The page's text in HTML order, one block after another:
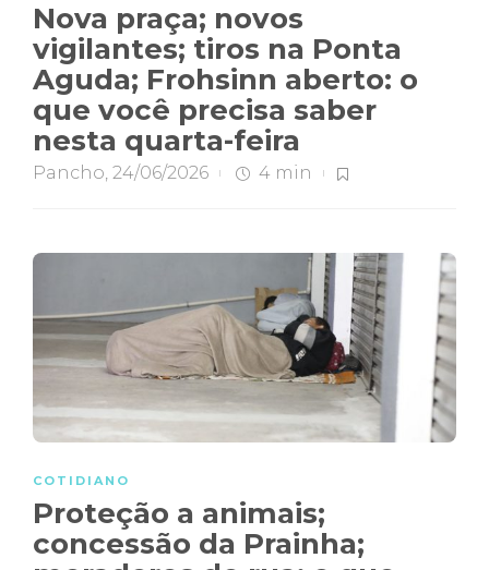
Nova praça; novos
vigilantes; tiros na Ponta
Aguda; Frohsinn aberto: o
que você precisa saber
nesta quarta-feira
Pancho, 24/06/2026 4 min
COTIDIANO
Proteção a animais;
concessão da Prainha;